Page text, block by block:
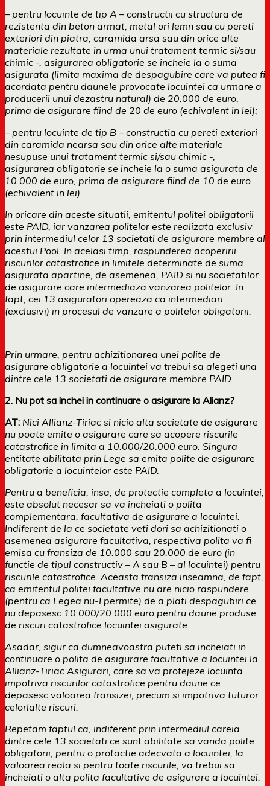
– pentru locuinte de tip A – constructii cu structura de
rezistenta din beton armat, metal ori lemn sau cu pereti
exteriori din piatra, caramida arsa sau din orice alte
materiale rezultate in urma unui tratament termic si/sau
chimic -, asigurarea obligatorie se incheie la o suma
asigurata (limita maxima de despagubire care va putea fi
acordata pentru daunele provocate locuintei ca urmare a
producerii unui dezastru natural) de 20.000 de euro,
prima de asigurare fiind de 20 de euro (echivalent in lei);
– pentru locuinte de tip B – constructia cu pereti exteriori
din caramida nearsa sau din orice alte materiale
nesupuse unui tratament termic si/sau chimic -,
asigurarea obligatorie se incheie la o suma asigurata de
10.000 de euro, prima de asigurare fiind de 10 de euro
(echivalent in lei).
In oricare din aceste situatii, emitentul politei obligatorii
este PAID, iar vanzarea politelor este realizata exclusiv
prin intermediul celor 13 societati de asigurare membre al
acestui Pool. In acelasi timp, raspunderea acoperirii
riscurilor catastrofice in limitele determinate de suma
asigurata apartine, de asemenea, PAID si nu societatilor
de asigurare care intermediaza vanzarea politelor. In
fapt, cei 13 asiguratori opereaza ca intermediari
(exclusivi) in procesul de vanzare a politelor obligatorii.
Prin urmare, pentru achizitionarea unei polite de
asigurare obligatorie a locuintei va trebui sa alegeti una
dintre cele 13 societati de asigurare membre PAID.
2. Nu pot sa inchei in continuare o asigurare la Alianz?
AT: Nici Allianz-Tiriac si nicio alta societate de asigurare
nu poate emite o asigurare care sa acopere riscurile
catastrofice in limita a 10.000/20.000 euro. Singura
entitate abilitata prin Lege sa emita polite de asigurare
obligatorie a locuintelor este PAID.
Pentru a beneficia, insa, de protectie completa a locuintei,
este absolut necesar sa va incheiati o polita
complementara, facultativa de asigurare a locuintei.
Indiferent de la ce societate veti dori sa achizitionati o
asemenea asigurare facultativa, respectiva polita va fi
emisa cu fransiza de 10.000 sau 20.000 de euro (in
functie de tipul constructiv – A sau B – al locuintei) pentru
riscurile catastrofice. Aceasta fransiza inseamna, de fapt,
ca emitentul politei facultative nu are nicio raspundere
(pentru ca Legea nu-I permite) de a plati despagubiri ce
nu depasesc 10.000/20.000 euro pentru daune produse
de riscuri catastrofice locuintei asigurate.
Asadar, sigur ca dumneavoastra puteti sa incheiati in
continuare o polita de asigurare facultative a locuintei la
Allianz-Tiriac Asigurari, care sa va protejeze locuinta
impotriva riscurilor catastrofice pentru daune ce
depasesc valoarea fransizei, precum si impotriva tuturor
celorlalte riscuri.
Repetam faptul ca, indiferent prin intermediul careia
dintre cele 13 societati ce sunt abilitate sa vanda polite
obligatorii, pentru o protactie adecvata a locuintei, la
valoarea reala si pentru toate riscurile, va trebui sa
incheiati o alta polita facultative de asigurare a locuintei.